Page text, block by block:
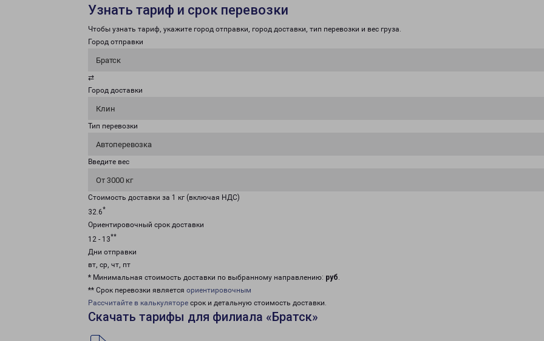
Узнать тариф и срок перевозки
Чтобы узнать тариф, укажите город отправки, город доставки, тип перевозки и вес груза.
Город отправки
Братск
⇄
Город доставки
Клин
Тип перевозки
Автоперевозка
Введите вес
От 3000 кг
Стоимость доставки за 1 кг (включая НДС)
32.6*
Ориентировочный срок доставки
12 - 13**
Дни отправки
вт, ср, чт, пт
* Минимальная стоимость доставки по выбранному направлению: руб.
** Срок перевозки является ориентировочным
Рассчитайте в калькуляторе срок и детальную стоимость доставки.
Скачать тарифы для филиала «Братск»